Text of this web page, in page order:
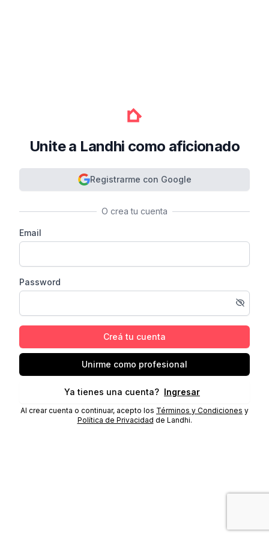
Unite a Landhi como aficionado
Registrarme con Google
O crea tu cuenta
Email
Password
Creá tu cuenta
Unirme como profesional
Ya tienes una cuenta? Ingresar
Al crear cuenta o continuar, acepto los Términos y Condiciones y
Política de Privacidad de Landhi.